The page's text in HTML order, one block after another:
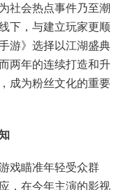
社会热点事件乃至潮
下，与建立玩家更顺
游》选择以江湖盛典
两年的连续打造和升
成为粉丝文化的重要
戏瞄准年轻受众群
，在今年主演的影视